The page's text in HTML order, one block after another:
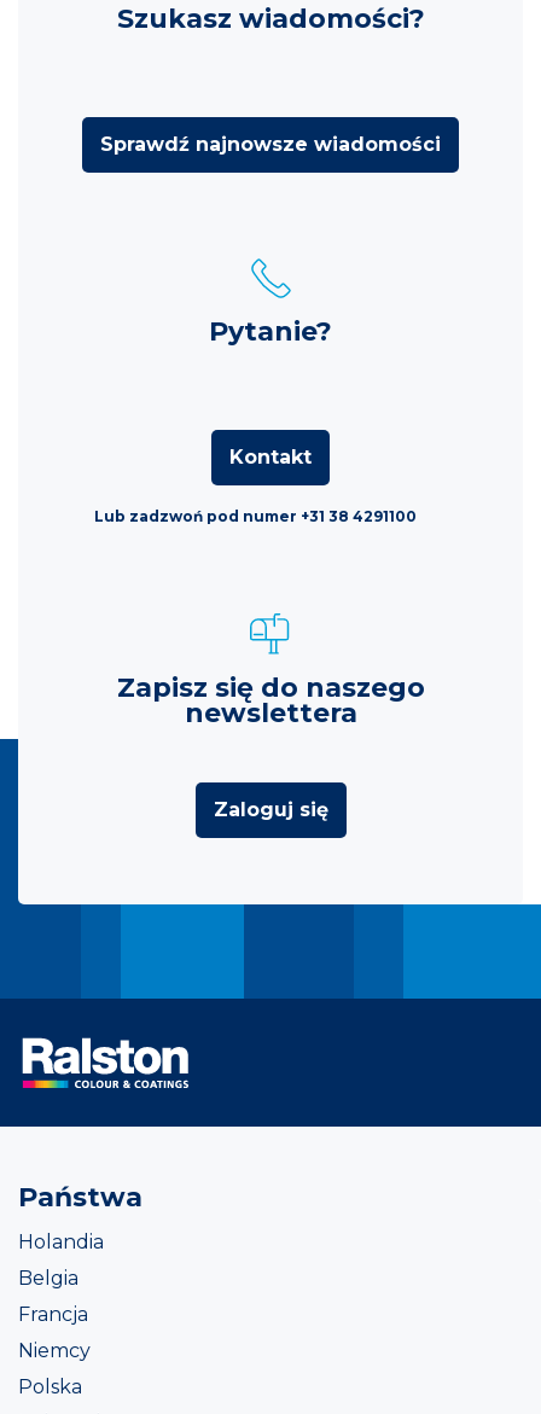
Szukasz wiadomości?
Sprawdź najnowsze wiadomości
Pytanie?
Kontakt
Lub zadzwoń pod numer +31 38 4291100
Zapisz się do naszego
newslettera
Zaloguj się
Państwa
Holandia
Belgia
Francja
Niemcy
Polska